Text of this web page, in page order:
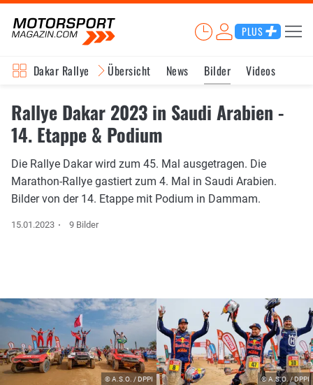
PLUS
Dakar Rallye Übersicht News Bilder Videos
Rallye Dakar 2023 in Saudi Arabien -
14. Etappe & Podium
Die Rallye Dakar wird zum 45. Mal ausgetragen. Die
Marathon-Rallye gastiert zum 4. Mal in Saudi Arabien.
Bilder von der 14. Etappe mit Podium in Dammam.
15.01.2023 9 Bilder